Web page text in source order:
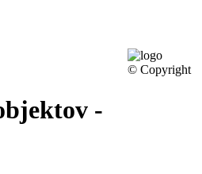
-
© Copyright